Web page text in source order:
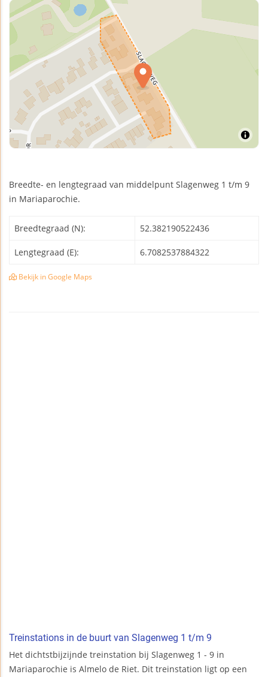
Breedte- en lengtegraad van middelpunt Slagenweg 1 t/m 9
in Mariaparochie.
Breedtegraad (N): 52.382190522436
Lengtegraad (E): 6.7082537884322
Bekijk in Google Maps
Treinstations in de buurt van Slagenweg 1 t/m 9
Het dichtstbijzijnde treinstation bij Slagenweg 1 - 9 in
Mariaparochie is Almelo de Riet. Dit treinstation ligt op een